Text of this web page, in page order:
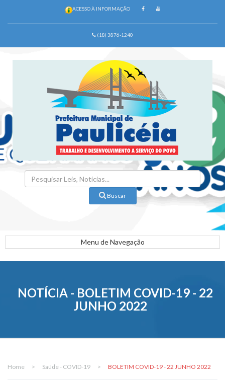
ACESSO À INFORMAÇÃO
(18) 3876-1240
Buscar
Menu de Navegação
NOTÍCIA - BOLETIM COVID-19 - 22
JUNHO 2022
Home > Saúde - COVID-19 > BOLETIM COVID-19 - 22 JUNHO 2022